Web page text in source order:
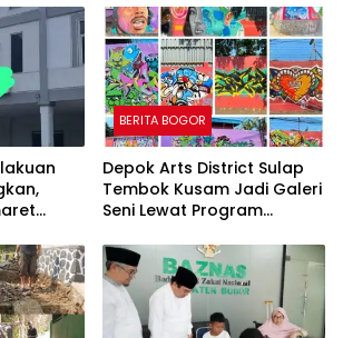
BERITA BOGOR
Depok Arts District Sulap
Tembok Kusam Jadi Galeri
Seni Lewat Program